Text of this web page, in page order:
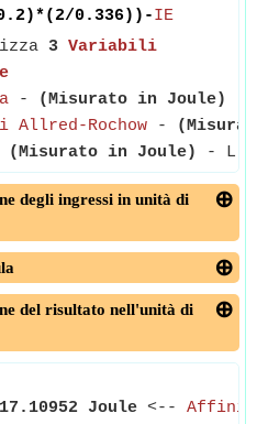
0.336))-IE
3 Variabili
- (Misurato in Joule)
Rochow -
(Misurato in Joule) -
degli ingressi in unità di
del risultato nell'unità di
17.10952 Joule <-- Affinità